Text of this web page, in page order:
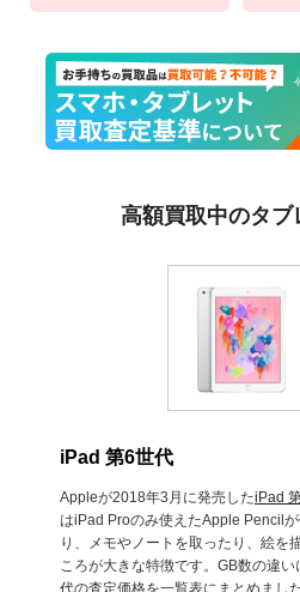
高額買取中のタブ
iPad 第6世代
Appleが2018年3月に発売したiPad
はiPad Proのみ使えたApple Pencil
り、メモやノートを取ったり、絵を
ころが大きな特徴です。GB数の違い